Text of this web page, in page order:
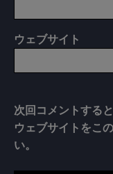
ウェブサイト
次回コメントする
ウェブサイトをこ
い。